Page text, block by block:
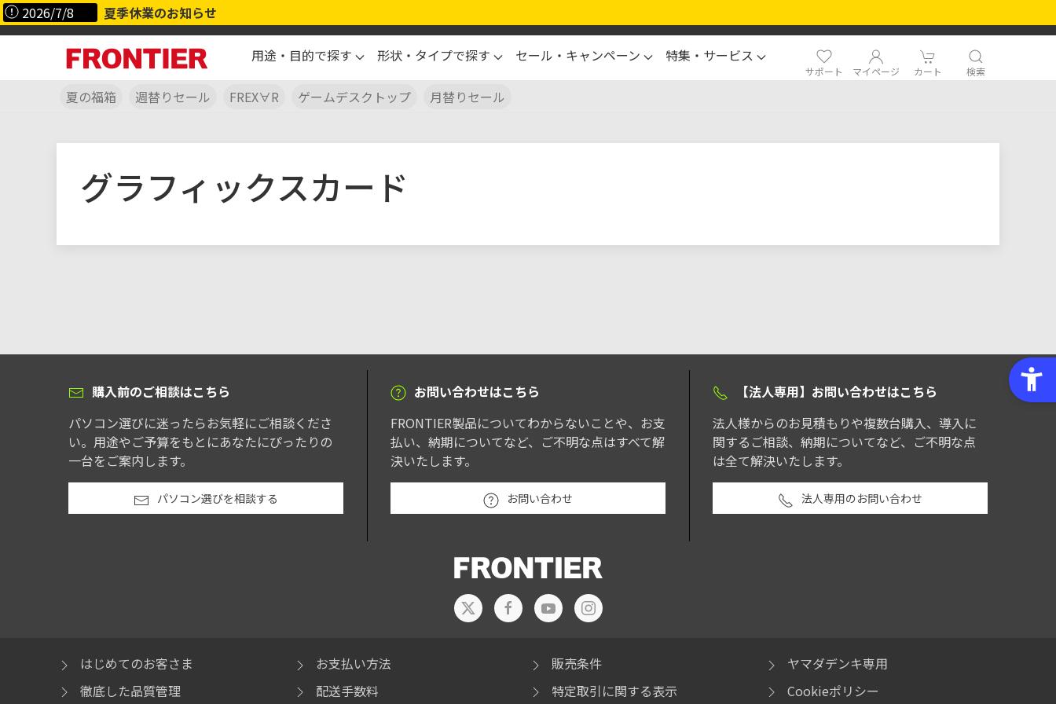
2026/7/8 夏季休業のお知らせ
サポート マイページ カート 検索
用途・目的で探す 形状・タイプで探す セール・キャンペーン 特集・サービス
夏の福箱 週替りセール FREX∀R ゲームデスクトップ 月替りセール
グラフィックスカード
購入前のご相談はこちら
パソコン選びに迷ったらお気軽にご相談くださ
い。用途やご予算をもとにあなたにぴったりの
一台をご案内します。
パソコン選びを相談する
お問い合わせはこちら
FRONTIER製品についてわからないことや、お支
払い、納期についてなど、ご不明な点はすべて解
決いたします。
お問い合わせ
【法人専用】お問い合わせはこちら
法人様からのお見積もりや複数台購入、導入に
関するご相談、納期についてなど、ご不明な点
は全て解決いたします。
法人専用のお問い合わせ
はじめてのお客さま
徹底した品質管理
お支払い方法
配送手数料
販売条件
特定取引に関する表示
ヤマダデンキ専用
Cookieポリシー